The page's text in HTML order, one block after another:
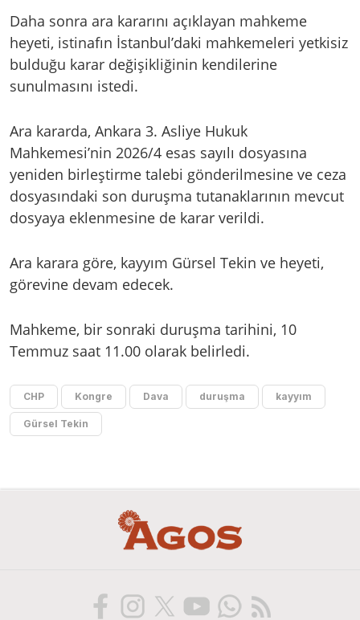
Daha sonra ara kararını açıklayan mahkeme
heyeti, istinafın İstanbul’daki mahkemeleri yetkisiz
bulduğu karar değişikliğinin kendilerine
sunulmasını istedi.
Ara kararda, Ankara 3. Asliye Hukuk
Mahkemesi’nin 2026/4 esas sayılı dosyasına
yeniden birleştirme talebi gönderilmesine ve ceza
dosyasındaki son duruşma tutanaklarının mevcut
dosyaya eklenmesine de karar verildi.
Ara karara göre, kayyım Gürsel Tekin ve heyeti,
görevine devam edecek.
Mahkeme, bir sonraki duruşma tarihini, 10
Temmuz saat 11.00 olarak belirledi.
CHP Kongre Dava duruşma kayyım
Gürsel Tekin